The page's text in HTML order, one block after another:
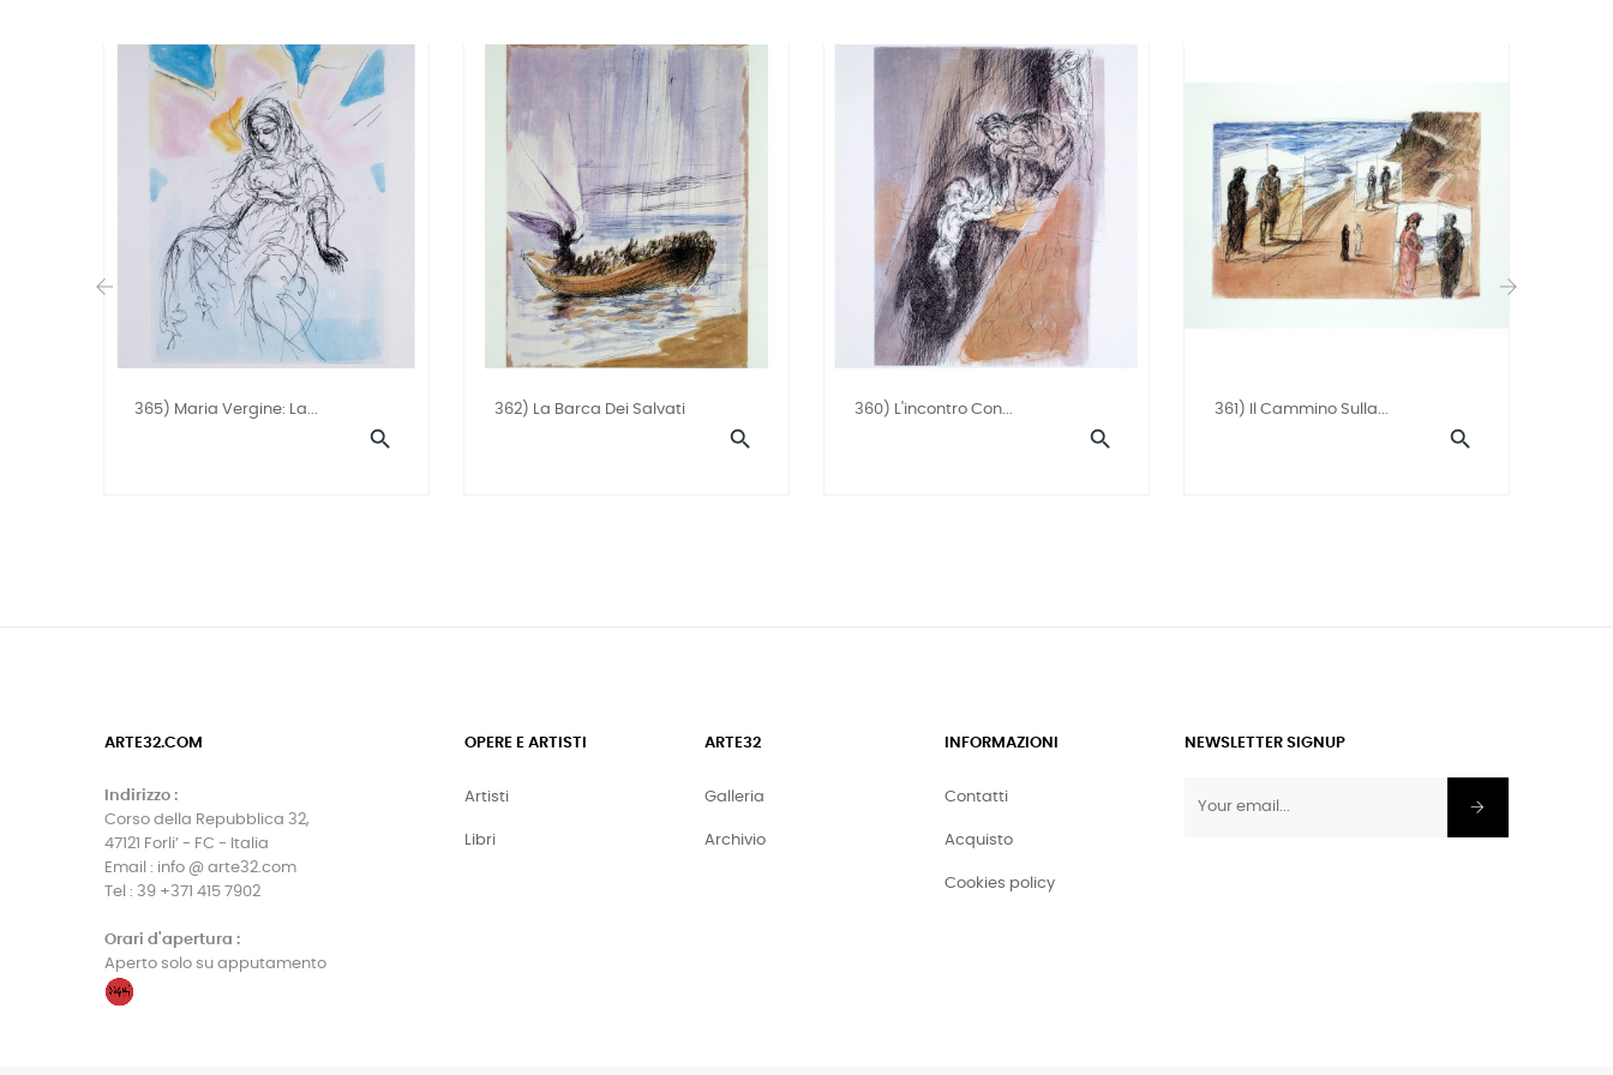
365) Maria Vergine: La...

362) La Barca Dei Salvati

360) L'incontro Con...

361) Il Cammino Sulla...

ARTE32.COM
Indirizzo :
Corso della Repubblica 32,
47121 Forli’ - FC - Italia
Email : info @ arte32.com
Tel : 39 +371 415 7902
Orari d'apertura :
Aperto solo su apputamento
OPERE E ARTISTI
Artisti
Libri
ARTE32
Galleria
Archivio
INFORMAZIONI
Contatti
Acquisto
Cookies policy
NEWSLETTER SIGNUP